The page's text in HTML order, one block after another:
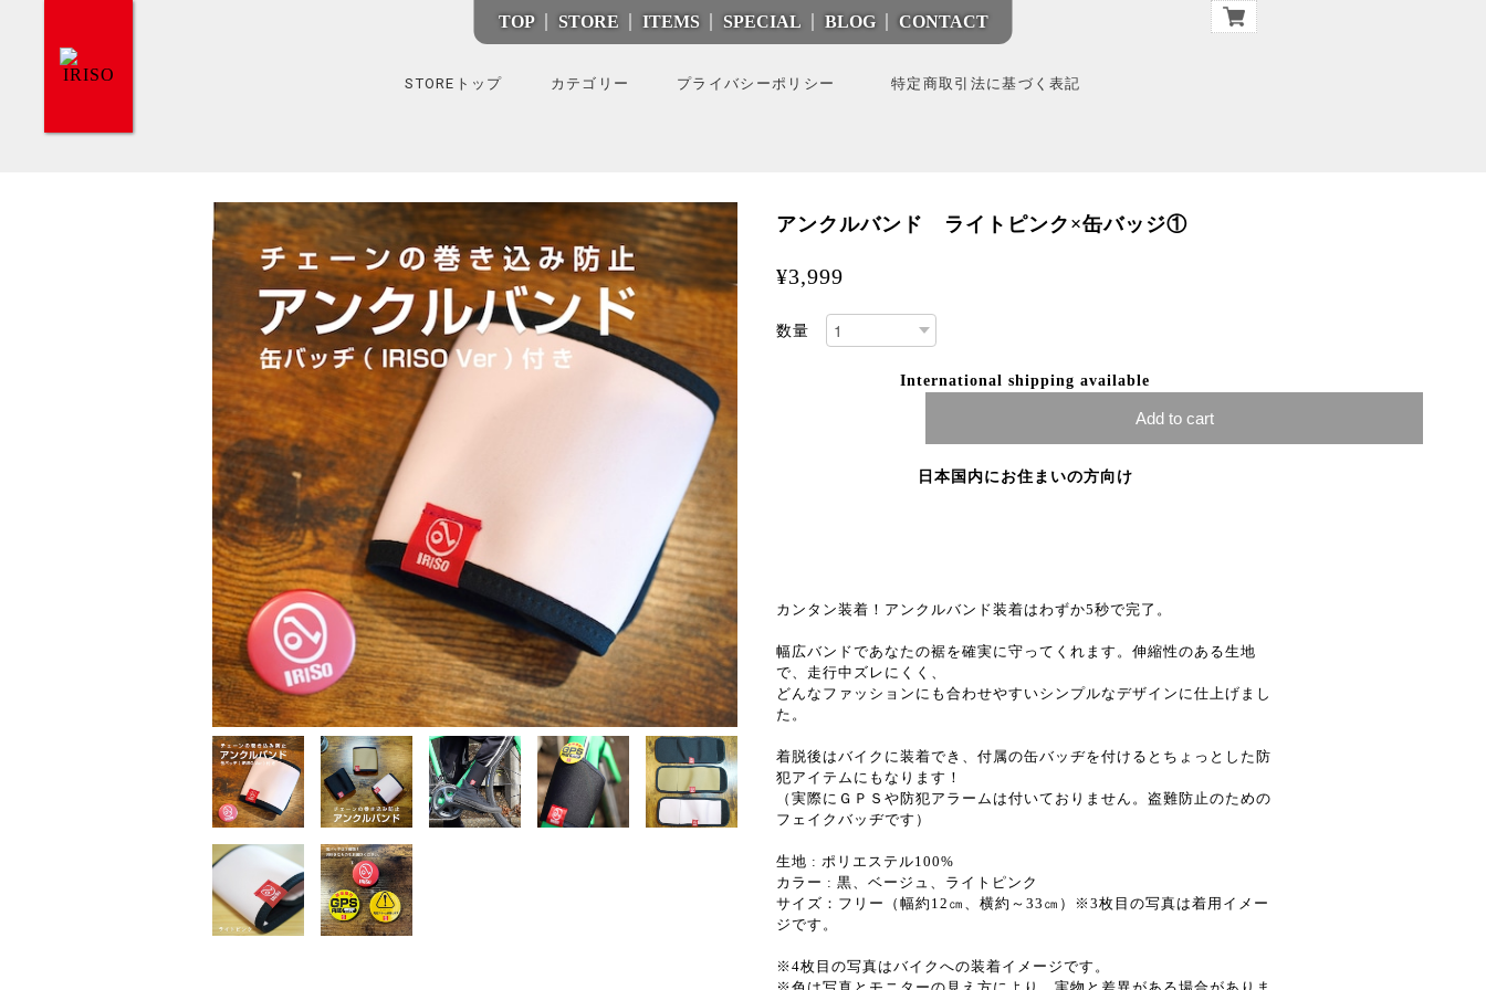
TOP STORE ITEMS SPECIAL BLOG CONTACT
STOREトップ カテゴリー プライバシーポリシー 特定商取引法に基づく表記
アンクルバンド ライトピンク×缶バッジ①
¥3,999
数量
International shipping available
Add to cart
日本国内にお住まいの方向け
カンタン装着！アンクルバンド装着はわずか5秒で完了。
幅広バンドであなたの裾を確実に守ってくれます。伸縮性のある生地
で、走行中ズレにくく、
どんなファッションにも合わせやすいシンプルなデザインに仕上げまし
た。
着脱後はバイクに装着でき、付属の缶バッヂを付けるとちょっとした防
犯アイテムにもなります！
（実際にＧＰＳや防犯アラームは付いておりません。盗難防止のための
フェイクバッヂです）
生地 : ポリエステル100%
カラー : 黒、ベージュ、ライトピンク
サイズ：フリー（幅約12㎝、横約～33㎝）※3枚目の写真は着用イメー
ジです。
※4枚目の写真はバイクへの装着イメージです。